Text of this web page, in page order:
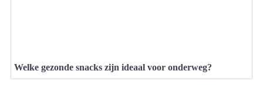
Welke gezonde snacks zijn ideaal voor onderweg?